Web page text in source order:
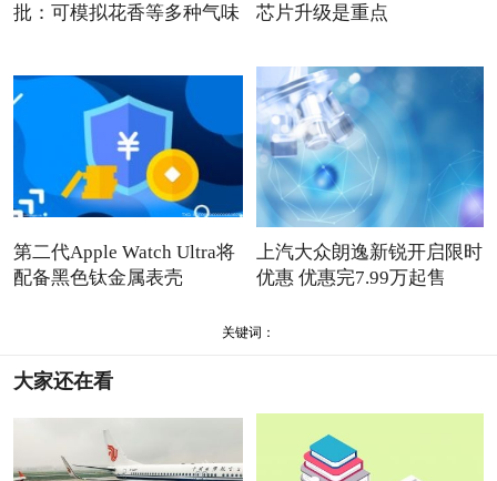
批：可模拟花香等多种气味
芯片升级是重点
第二代Apple Watch Ultra将
配备黑色钛金属表壳
上汽大众朗逸新锐开启限时
优惠 优惠完7.99万起售
关键词：
大家还在看